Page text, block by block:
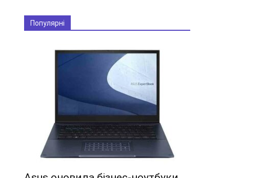
Популярні